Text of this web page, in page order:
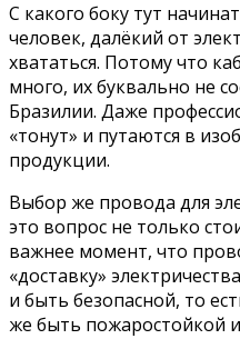
С какого боку тут
человек, далёкий от
хвататься. Потому что
много, их буквально не
Бразилии. Даже
«тонут» и путаются в
продукции.
Выбор же провода для
это вопрос не только
важнее момент, что
«доставку»
и быть безопасной, то
же быть пожаростойкой